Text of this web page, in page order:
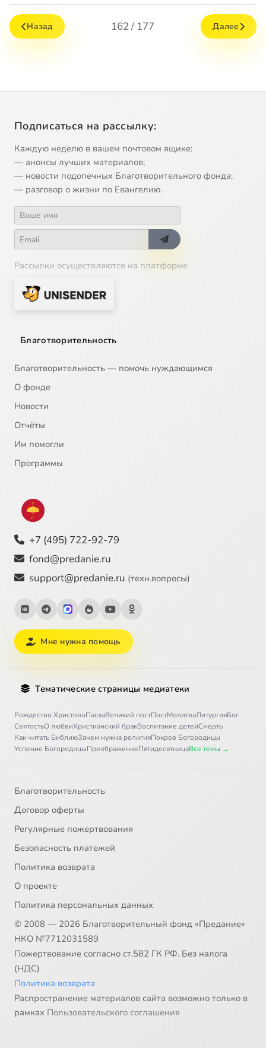
Назад 162 / 177 Далее
Подписаться на рассылку:
Каждую неделю в вашем почтовом ящике:
— анонсы лучших материалов;
— новости подопечных Благотворительного фонда;
— разговор о жизни по Евангелию.
Рассылки осуществляются на платформе
Благотворительность
Благотворительность — помочь нуждающимся
О фонде
Новости
Отчёты
Им помогли
Программы
+7 (495) 722-92-79
fond@predanie.ru
support@predanie.ru (техн.вопросы)
Мне нужна помощь
Тематические страницы медиатеки
Рождество ХристовоПасхаВеликий постПостМолитваЛитургияБог
СвятостьО любвиХристианский бракВоспитание детейСмерть
Как читать БиблиюЗачем нужна религияПокров Богородицы
Успение БогородицыПреображениеПятидесятницаВсе темы →
Благотворительность
Договор оферты
Регулярные пожертвования
Безопасность платежей
Политика возврата
О проекте
Политика персональных данных
© 2008 — 2026 Благотворительный фонд «Предание»
НКО №7712031589
Пожертвование согласно ст.582 ГК РФ. Без налога
(НДС)
Политика возврата
Распространение материалов сайта возможно только в
рамках Пользовательского соглашения